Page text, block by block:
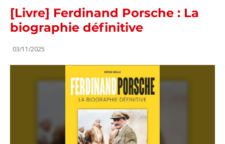
[Livre] Ferdinand Porsche : La
biographie définitive
03/11/2025